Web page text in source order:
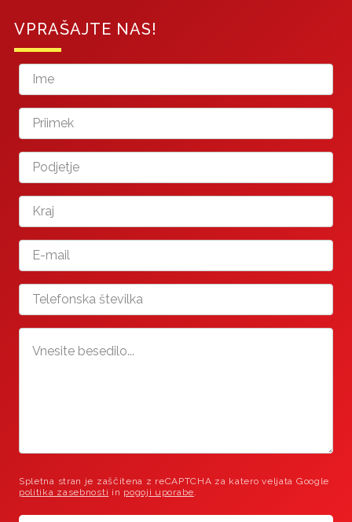
VPRAŠAJTE NAS!
Spletna stran je zaščitena z reCAPTCHA za katero veljata Google
politika zasebnosti in pogoji uporabe